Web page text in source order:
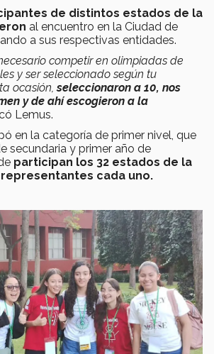
de distintos estados de la
al encuentro en la Ciudad de
a sus respectivas entidades.
competir en olimpiadas de
y ser seleccionado según tu
ocasión,seleccionaron a 10, nos
y de ahí escogieron a la
Lemus.
en la categoría de primer nivel, que
secundaria y primer año de
participan los 32 estados de la
cada uno.